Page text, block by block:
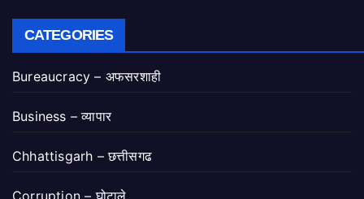
CATEGORIES
Bureaucracy – अफसरशाही
Business – व्यापार
Chhattisgarh – छत्तीसगढ